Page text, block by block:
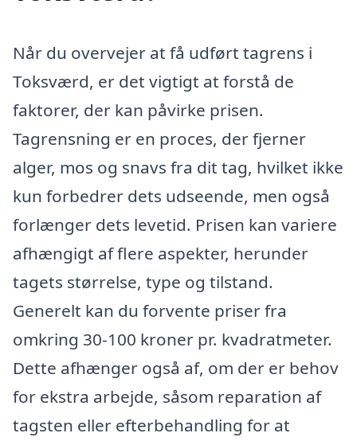
Når du overvejer at få udført tagrens i
Toksværd, er det vigtigt at forstå de
faktorer, der kan påvirke prisen.
Tagrensning er en proces, der fjerner
alger, mos og snavs fra dit tag, hvilket ikke
kun forbedrer dets udseende, men også
forlænger dets levetid. Prisen kan variere
afhængigt af flere aspekter, herunder
tagets størrelse, type og tilstand.
Generelt kan du forvente priser fra
omkring 30-100 kroner pr. kvadratmeter.
Dette afhænger også af, om der er behov
for ekstra arbejde, såsom reparation af
tagsten eller efterbehandling for at